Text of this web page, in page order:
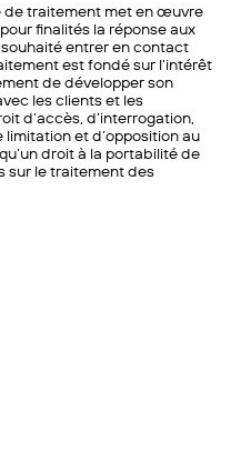
de traitement met en œuvre
finalités la réponse aux
entrer en contact
est fondé sur l’intérêt
de développer son
les clients et les
d’accès, d’interrogation,
et d’opposition au
droit à la portabilité de
sur le traitement des